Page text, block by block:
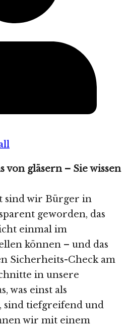
von gläsern – Sie wissen
sind wir Bürger in
geworden, das
einmal im
können – und das
Sicherheits-Check am
in unsere
was einst als
sind tiefgreifend und
wir mit einem